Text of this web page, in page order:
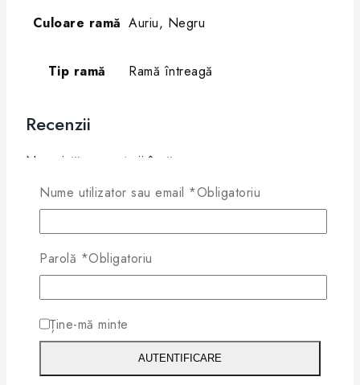
Culoare ramă Auriu, Negru
Tip ramă Ramă întreagă
Recenzii
Nu există comentarii încă.
Fii primul pentru a revizui "Cazal
9081 001 Negru – Ochelari de
Soare Unisex"
Trebuie să fiiconectatpentru a posta o recenzie.
×
Nume utilizator sau email *Obligatoriu
Parolă *Obligatoriu
Ține-mă minte
AUTENTIFICARE